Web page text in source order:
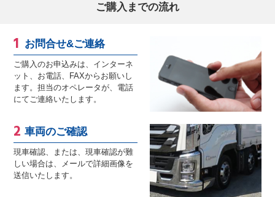
ご購入までの流れ
お問合せ&ご連絡
ご購入のお申込みは、インターネ
ット、お電話、FAXからお願いし
ます。担当のオペレータが、電話
にてご連絡いたします。
車両のご確認
現車確認、または、現車確認が難
しい場合は、メールで詳細画像を
送信いたします。